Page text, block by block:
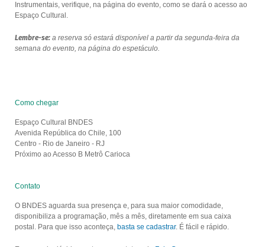
Instrumentais, verifique, na página do evento, como se dará o acesso ao
Espaço Cultural.
Lembre-se:a reserva só estará disponível a partir da segunda-feira da
semana do evento, na página do espetáculo.
Como chegar
Espaço Cultural BNDES
Avenida República do Chile, 100
Centro - Rio de Janeiro - RJ
Próximo ao Acesso B Metrô Carioca
Contato
O BNDES aguarda sua presença e, para sua maior comodidade,
disponibiliza a programação, mês a mês, diretamente em sua caixa
postal. Para que isso aconteça, basta se cadastrar. É fácil e rápido.